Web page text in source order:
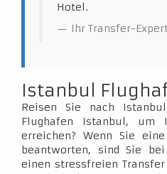
Hotel.
Ihr Transfer-
Istanbul
Reisen Sie nach
Flughafen Istanbul, um
erreichen? Wenn Sie
beantworten, sind Sie
einen stressfreien